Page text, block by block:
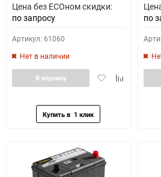
Цена без ECOном скидки:
по запросу
Артикул: 61060
Нет в наличии
ДобавитьДобавить
В корзину
по